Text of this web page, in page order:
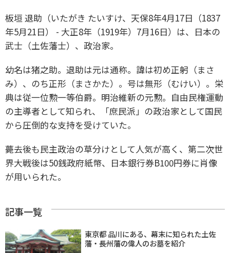
板垣 退助（いたがき たいすけ、天保8年4月17日（1837
年5月21日） - 大正8年（1919年）7月16日）は、日本の
武士（土佐藩士）、政治家。
幼名は猪之助。退助は元は通称。諱は初め正躬（まさ
み）、のち正形（まさかた）。号は無形（むけい）。栄
典は従一位勲一等伯爵。明治維新の元勲。自由民権運動
の主導者として知られ、「庶民派」の政治家として国民
から圧倒的な支持を受けていた。
薨去後も民主政治の草分けとして人気が高く、第二次世
界大戦後は50銭政府紙幣、日本銀行券B100円券に肖像
が用いられた。
記事一覧
東京都 品川にある、幕末に知られた土佐
藩・長州藩の偉人のお墓を紹介